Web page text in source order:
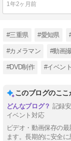
1年2ヶ月前
#三重県 #愛知県
#カメラマン #動画
#DVD制作 #イベン
このブログのここ
記録
イベント対応
ビデオ・動画保存の
ます。長期的に安全